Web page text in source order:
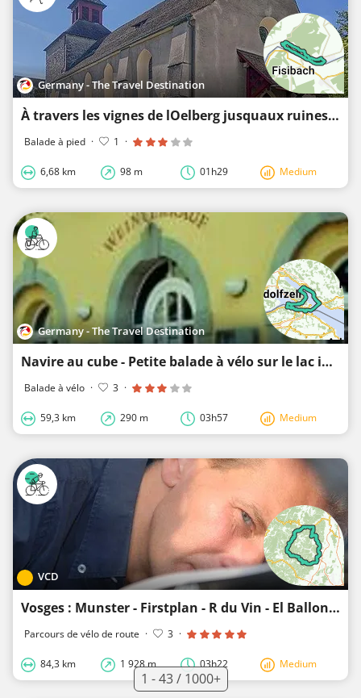
Germany - The Travel Destination
À travers les vignes de lOelberg jusquaux ruines de Weißwasserstelz
Balade à pied · 1 ·
6,68 km 98 m 01h29 Medium
Germany - The Travel Destination
Navire au cube - Petite balade à vélo sur le lac inférieur
Balade à vélo · 3 ·
59,3 km 290 m 03h57 Medium
VCD
Vosges : Munster - Firstplan - R du Vin - El Ballon - R d Crêtes - Platzerwasel (85km - 1600hm)
Parcours de vélo de route · 3 ·
84,3 km 1 928 m 03h22 Medium
1 - 43 / 1000+